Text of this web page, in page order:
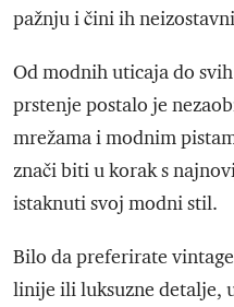
pažnju i čini ih
Od modnih uticaja do
prstenje postalo je
mrežama i modnim
znači biti u korak s
istaknuti svoj modni stil.
Bilo da preferirate
linije ili luksuzne detalje,